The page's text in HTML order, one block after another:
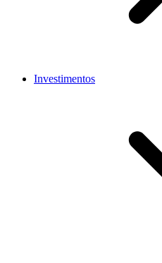
Investimentos